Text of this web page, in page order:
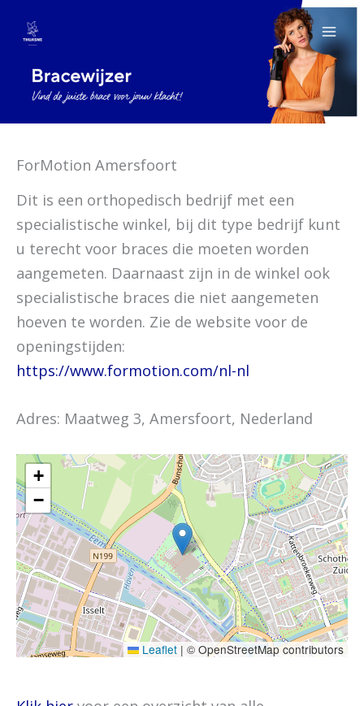
naar
inhoud
ForMotion Amersfoort
Dit is een orthopedisch bedrijf met een
specialistische winkel, bij dit type bedrijf kunt
u terecht voor braces die moeten worden
aangemeten. Daarnaast zijn in de winkel ook
specialistische braces die niet aangemeten
hoeven te worden. Zie de website voor de
openingstijden:
https://www.formotion.com/nl-nl
Adres: Maatweg 3, Amersfoort, Nederland
+
−
Leaflet | © OpenStreetMap contributors